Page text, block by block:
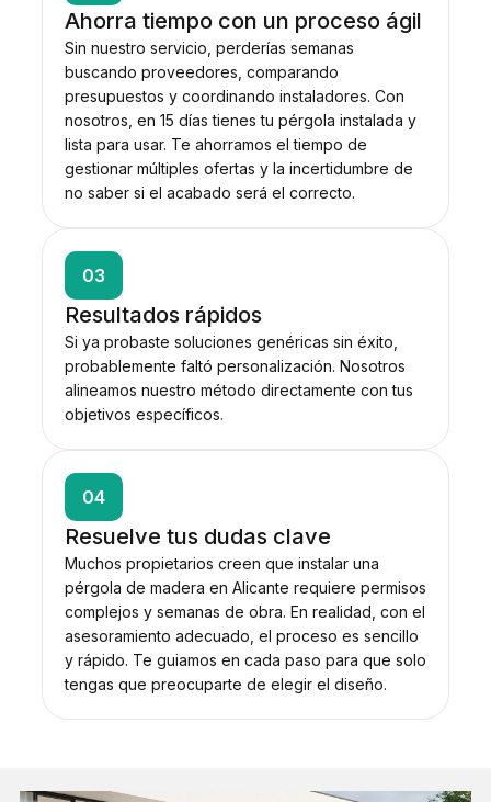
Ahorra tiempo con un proceso ágil
Sin nuestro servicio, perderías semanas
buscando proveedores, comparando
presupuestos y coordinando instaladores. Con
nosotros, en 15 días tienes tu pérgola instalada y
lista para usar. Te ahorramos el tiempo de
gestionar múltiples ofertas y la incertidumbre de
no saber si el acabado será el correcto.
03
Resultados rápidos
Si ya probaste soluciones genéricas sin éxito,
probablemente faltó personalización. Nosotros
alineamos nuestro método directamente con tus
objetivos específicos.
04
Resuelve tus dudas clave
Muchos propietarios creen que instalar una
pérgola de madera en Alicante requiere permisos
complejos y semanas de obra. En realidad, con el
asesoramiento adecuado, el proceso es sencillo
y rápido. Te guiamos en cada paso para que solo
tengas que preocuparte de elegir el diseño.